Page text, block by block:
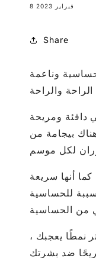
8 فبراير 2023
Share
وناعمة
دافئة ومريحة
بيجامة من
أنها سريعة
للحساسية
نمطًا يعجبك ،